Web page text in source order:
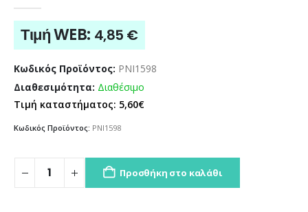
Τιμή WEB: 4,85 €
Κωδικός Προϊόντος: PNI1598
Διαθεσιμότητα: Διαθέσιμο
Τιμή καταστήματος: 5,60€
Κωδικός Προϊόντος: PNI1598
Προσθήκη στο καλάθι